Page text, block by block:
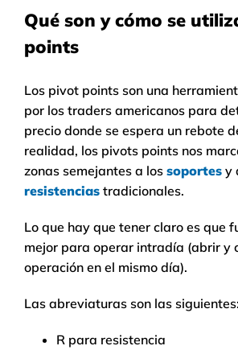
Qué son y cómo se
points
Los pivot points son una
por los traders americanos para
precio donde se espera un rebote
realidad, los pivots points nos
zonas semejantes a los soportes y
resistencias tradicionales.
Lo que hay que tener claro es que
mejor para operar intradía (abrir y
operación en el mismo día).
Las abreviaturas son las siguientes:
R para resistencia